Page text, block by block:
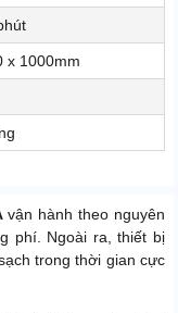
x 1000mm
vận hành theo nguyên
phí. Ngoài ra, thiết bị
trong thời gian cực